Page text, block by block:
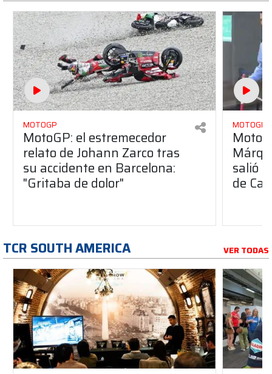
MOTOGP
MotoGP: el estremecedor
relato de Johann Zarco tras
su accidente en Barcelona:
"Gritaba de dolor"
MOTOGP
salió
de
TCR SOUTH AMERICA VER TODAS